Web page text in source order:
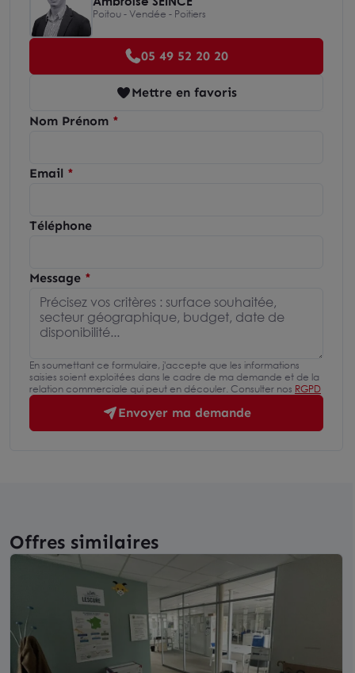
Poitou - Vendée - Poitiers
05 49 52 20 20
Mettre en favoris
Nom Prénom
Email
Téléphone
Message
En soumettant ce formulaire, j'accepte que les informations
saisies soient exploitées dans le cadre de ma demande et de la
relation commerciale qui peut en découler. Consulter nos RGPD
Envoyer ma demande
Offres similaires